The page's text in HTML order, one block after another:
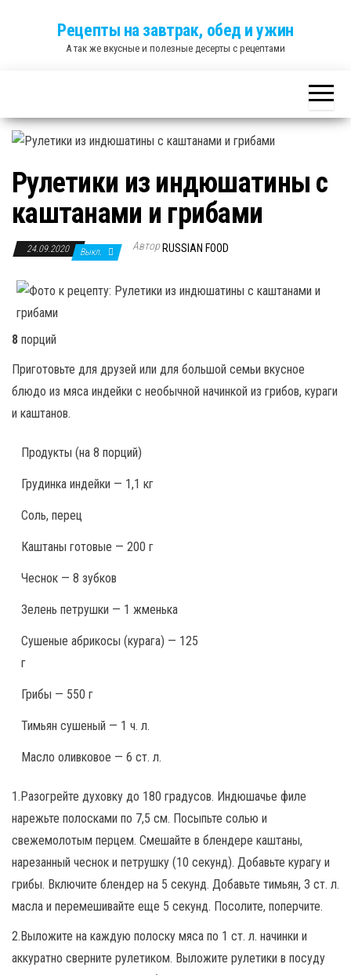
Рецепты на завтрак, обед и ужин
А так же вкусные и полезные десерты с рецептами
Рулетики из индюшатины с
каштанами и грибами
24.09.2020 Выкл. Автор RUSSIAN FOOD
8 порций
Приготовьте для друзей или для большой семьи вкусное
блюдо из мяса индейки с необычной начинкой из грибов, кураги
и каштанов.
Продукты (на 8 порций)
Грудинка индейки — 1,1 кг
Соль, перец
Каштаны готовые — 200 г
Чеснок — 8 зубков
Зелень петрушки — 1 жменька
Сушеные абрикосы (курага) — 125
г
Грибы — 550 г
Тимьян сушеный — 1 ч. л.
Масло оливковое — 6 ст. л.
1.Разогрейте духовку до 180 градусов. Индюшачье филе
нарежьте полосками по 7,5 см. Посыпьте солью и
свежемолотым перцем. Смешайте в блендере каштаны,
нарезанный чеснок и петрушку (10 секунд). Добавьте курагу и
грибы. Включите блендер на 5 секунд. Добавьте тимьян, 3 ст. л.
масла и перемешивайте еще 5 секунд. Посолите, поперчите.
2.Выложите на каждую полоску мяса по 1 ст. л. начинки и
аккуратно сверните рулетиком. Выложите рулетики в посуду